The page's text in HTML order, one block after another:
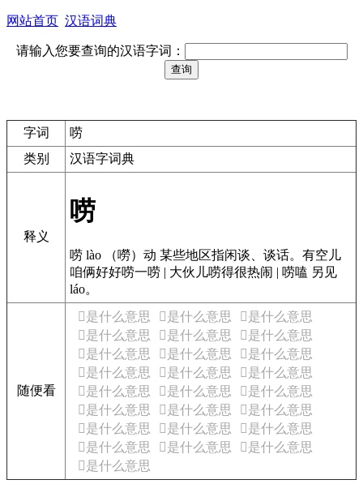
网站首页 汉语词典
请输入您要查询的汉语字词：
字词
唠
类别
汉语字词典
释义
唠
唠 lào （嘮）动 某些地区指闲谈、谈话。有空儿
咱俩好好唠一唠 | 大伙儿唠得很热闹 | 唠嗑 另见
láo。
随便看
𰝐是什么意思 𰝑是什么意思
𰝒是什么意思
𰝓是什么意思
𰝔是什么意思
𰝕是什么意思
𰝖是什么意思
𰝗是什么意思
𰝘是什么意思
𰝙是什么意思
𰝚是什么意思
𰝛是什么意思
𰝜是什么意思
𰝝是什么意思
𰝞是什么意思
𰝟是什么意思
𰝠是什么意思
𰝡是什么意思
𰝢是什么意思
𰝣是什么意思
𰝤是什么意思
𰝥是什么意思
𰝦是什么意思
𰝧是什么意思
𰝨是什么意思